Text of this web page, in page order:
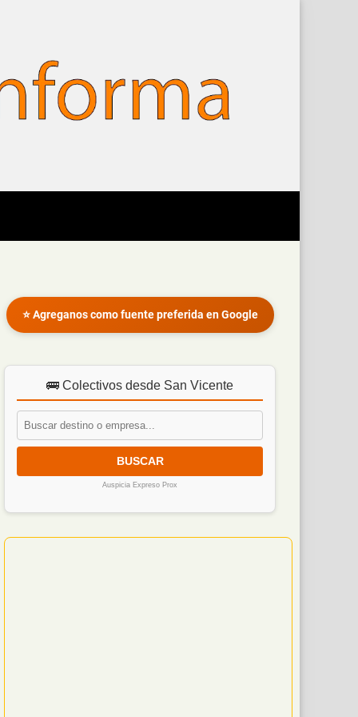
⭐ Agreganos como fuente preferida en Google
🚌 Colectivos desde San Vicente
BUSCAR
Auspicia Expreso Prox